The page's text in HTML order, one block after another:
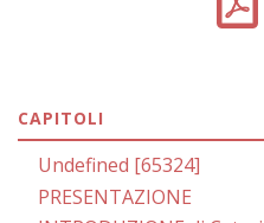
CAPITOLI
Undefined [65324]
PRESENTAZIONE